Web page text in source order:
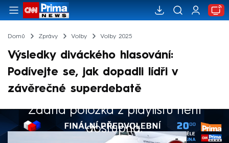
Domů Zprávy Volby Volby 2025
Výsledky diváckého hlasování:
Podívejte se, jak dopadli lídři v
závěrečné superdebatě
Žádná položka z playlistu není
dostupná.
Výběr redakce